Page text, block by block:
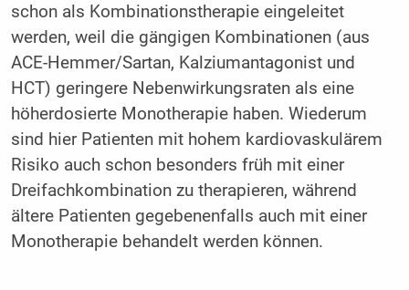
schon als Kombinationstherapie eingeleitet
werden, weil die gängigen Kombinationen (aus
ACE-Hemmer/Sartan, Kalziumantagonist und
HCT) geringere Nebenwirkungsraten als eine
höherdosierte Monotherapie haben. Wiederum
sind hier Patienten mit hohem kardiovaskulärem
Risiko auch schon besonders früh mit einer
Dreifachkombination zu therapieren, während
ältere Patienten gegebenenfalls auch mit einer
Monotherapie behandelt werden können.